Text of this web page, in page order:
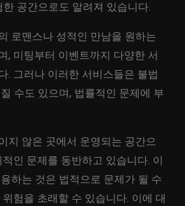
공간으로도 알려져 있습니다.
로맨스나 성적인 만남을 원하는
, 미팅부터 이벤트까지 다양한 서
. 그러나 이러한 서비스들은 불법
수도 있으며, 법률적인 문제에 부
지 않은 곳에서 운영되는 공간으
인 문제를 동반하고 있습니다. 이
하는 것은 법적으로 문제가 될 수
험을 초래할 수 있습니다. 이에 대